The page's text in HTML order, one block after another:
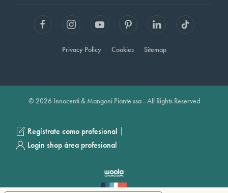
Privacy Policy Cookies Sitemap
© 2026 Innocenti & Mangoni Piante ssa - All Rights Reserved
Regístrate como profesional |
Login shop área profesional